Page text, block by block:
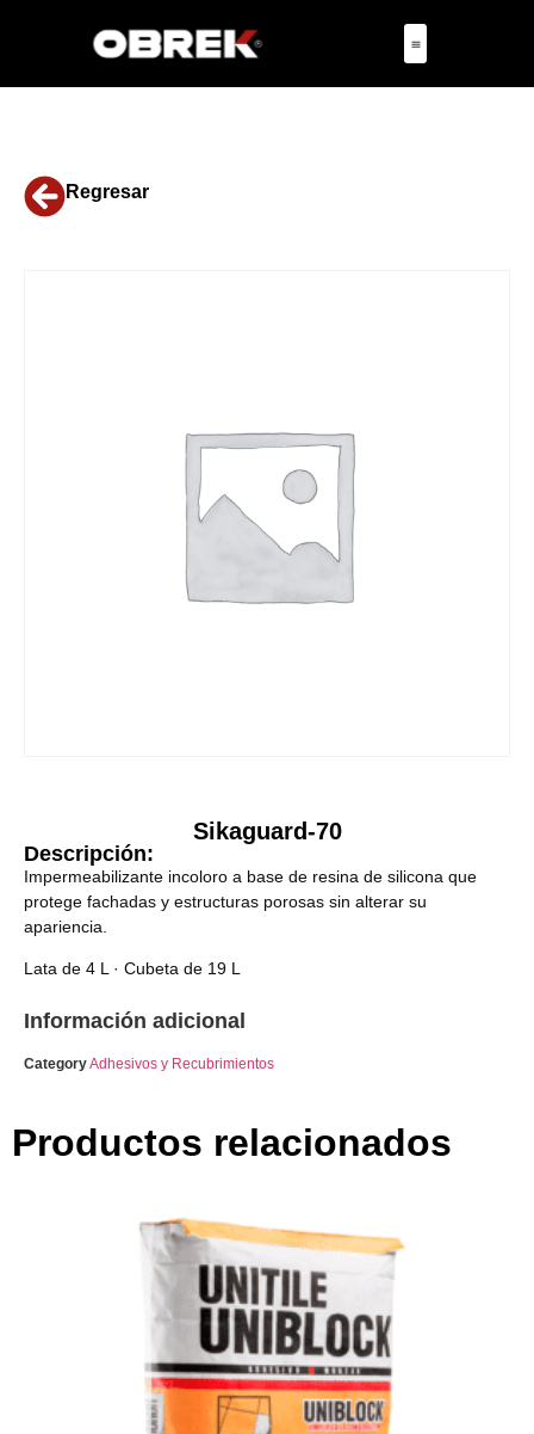
Regresar
Sikaguard-70
Descripción:
Impermeabilizante incoloro a base de resina de silicona que
protege fachadas y estructuras porosas sin alterar su
apariencia.
Lata de 4 L · Cubeta de 19 L
Información adicional
CategoryAdhesivos y Recubrimientos
Productos relacionados